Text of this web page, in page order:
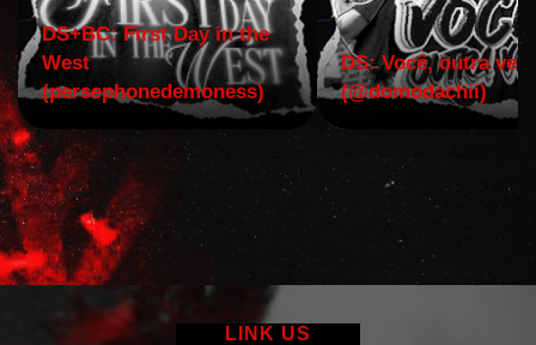
DS+BC: First Day in the
West
(persephonedemoness)
DS: Você, outra vez!
(@domodachii)
LINK US